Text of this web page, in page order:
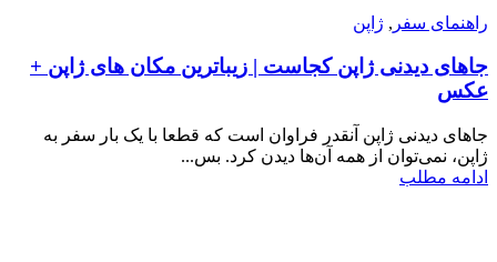
راهنمای سفر , ژاپن
جاهای دیدنی ‌ژاپن کجاست | زیباترین مکان های ژاپن +
عکس
جاهای دیدنی ‌ژاپن آنقدر فراوان است که قطعا با یک بار سفر به
ژاپن، نمی‌توان از همه آن‌ها دیدن کرد. بس...
ادامه مطلب